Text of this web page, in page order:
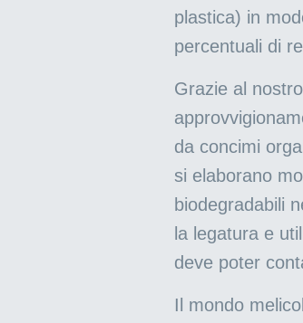
plastica) in
percentuali di
Grazie al
da concimi
si elaborano
biodegradabili
la legatura e
deve poter
Il mondo